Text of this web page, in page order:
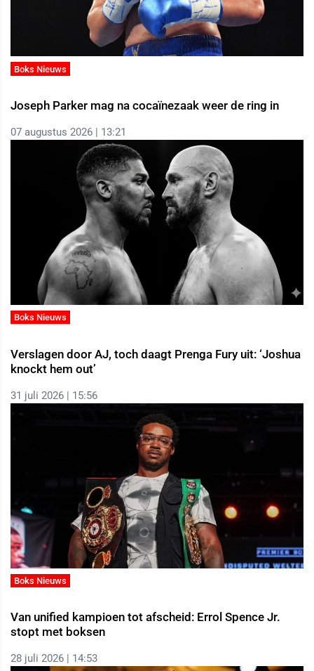
Boks Nieuws
Joseph Parker mag na cocaïnezaak weer de ring in
07 augustus 2026 | 13:21
Boks Nieuws
Verslagen door AJ, toch daagt Prenga Fury uit: ‘Joshua
knockt hem out’
31 juli 2026 | 15:56
Boks Nieuws
Van unified kampioen tot afscheid: Errol Spence Jr.
stopt met boksen
28 juli 2026 | 14:53